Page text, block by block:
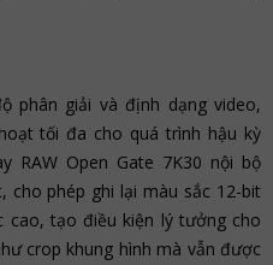
phân giải và định dạng video,
tối đa cho quá trình hậu kỳ
RAW Open Gate 7K30 nội bộ
cho phép ghi lại màu sắc 12-bit
cao, tạo điều kiện lý tưởng cho
crop khung hình mà vẫn được